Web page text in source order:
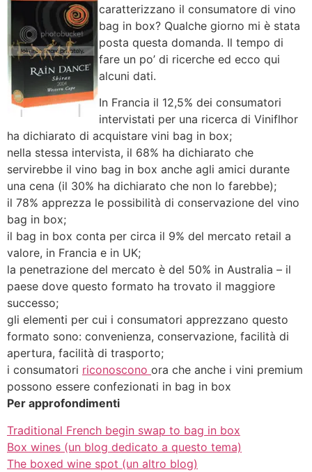
caratterizzano il consumatore di vino
bag in box? Qualche giorno mi è stata
posta questa domanda. Il tempo di
fare un po’ di ricerche ed ecco qui
alcuni dati.
In Francia il 12,5% dei consumatori
intervistati per una ricerca di Viniflhor
ha dichiarato di acquistare vini bag in box;
nella stessa intervista, il 68% ha dichiarato che
servirebbe il vino bag in box anche agli amici durante
una cena (il 30% ha dichiarato che non lo farebbe);
il 78% apprezza le possibilità di conservazione del vino
bag in box;
il bag in box conta per circa il 9% del mercato retail a
valore, in Francia e in UK;
la penetrazione del mercato è del 50% in Australia – il
paese dove questo formato ha trovato il maggiore
successo;
gli elementi per cui i consumatori apprezzano questo
formato sono: convenienza, conservazione, facilità di
apertura, facilità di trasporto;
i consumatori riconoscono ora che anche i vini premium
possono essere confezionati in bag in box
Per approfondimenti
Traditional French begin swap to bag in box
Box wines (un blog dedicato a questo tema)
The boxed wine spot (un altro blog)